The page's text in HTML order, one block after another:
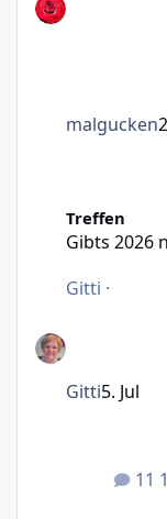
malgucken
Treffen
Gibts 2026
Gitti ·
Gitti5. Jul